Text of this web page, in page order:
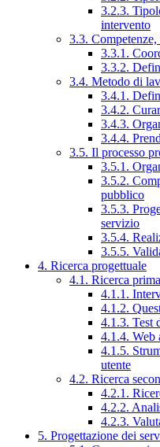
3.2.3.
intervento
3.3.
3.3.1.
3.3.2.
3.4. Metodo di
3.4.1.
3.4.2.
3.4.3.
3.4.4.
3.5. Il processo
3.5.1.
3.5.2.
pubblico
3.5.3.
servizio
3.5.4.
3.5.5.
4. Ricerca progettuale
4.1. Ricerca
4.1.1.
4.1.2.
4.1.3. Test
4.1.4. Web
4.1.5.
utente
4.2. Ricerca
4.2.1.
4.2.2.
4.2.3.
5. Progettazione dei